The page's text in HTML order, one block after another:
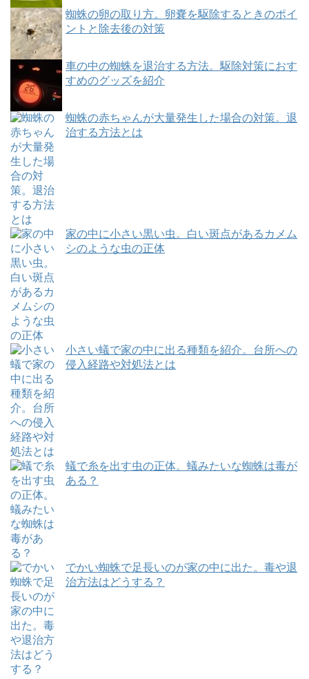
蜘蛛の卵の取り方。卵嚢を駆除するときのポイ
ントと除去後の対策
車の中の蜘蛛を退治する方法。駆除対策におす
すめのグッズを紹介
蜘蛛の赤ちゃんが大量発生した場合の対策。退
治する方法とは
家の中に小さい黒い虫。白い斑点があるカメム
シのような虫の正体
小さい蟻で家の中に出る種類を紹介。台所への
侵入経路や対処法とは
蟻で糸を出す虫の正体。蟻みたいな蜘蛛は毒が
ある？
でかい蜘蛛で足長いのが家の中に出た。毒や退
治方法はどうする？